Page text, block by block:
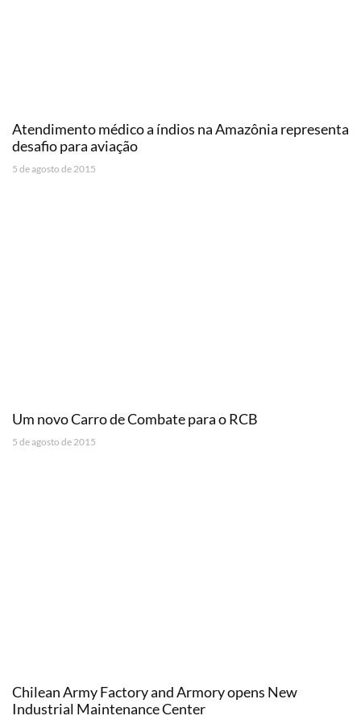
Atendimento médico a índios na Amazônia representa
desafio para aviação
5 de agosto de 2015
Um novo Carro de Combate para o RCB
5 de agosto de 2015
Chilean Army Factory and Armory opens New
Industrial Maintenance Center